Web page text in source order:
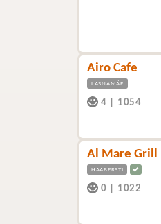
Airo Cafe
LASNAMÄE
4 1054
Al Mare Grill
HAABERSTI
0 1022